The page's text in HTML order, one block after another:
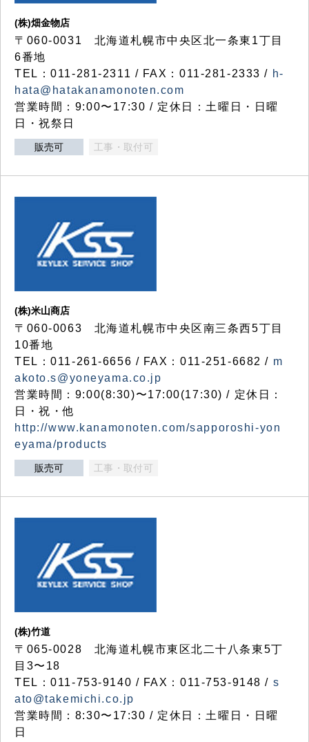
(株)畑金物店
〒060-0031 北海道札幌市中央区北一条東1丁目
6番地
TEL：011-281-2311 / FAX：011-281-2333 / h-
hata@hatakanamonoten.com
営業時間：9:00〜17:30 / 定休日：土曜日・日曜
日・祝祭日
販売可 工事・取付可
(株)米山商店
〒060-0063 北海道札幌市中央区南三条西5丁目
10番地
TEL：011-261-6656 / FAX：011-251-6682 / m
akoto.s@yoneyama.co.jp
営業時間：9:00(8:30)〜17:00(17:30) / 定休日：
日・祝・他
http://www.kanamonoten.com/sapporoshi-yon
eyama/products
販売可 工事・取付可
(株)竹道
〒065-0028 北海道札幌市東区北二十八条東5丁
目3〜18
TEL：011-753-9140 / FAX：011-753-9148 / s
ato@takemichi.co.jp
営業時間：8:30〜17:30 / 定休日：土曜日・日曜
日